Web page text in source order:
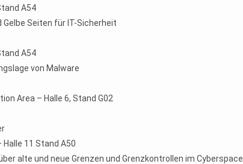
A54
Seiten für IT-Sicherheit
A54
von Malware
Area – Halle 6, Stand G02
11 Stand A50
alte und neue Grenzen und Grenzkontrollen im Cyberspace